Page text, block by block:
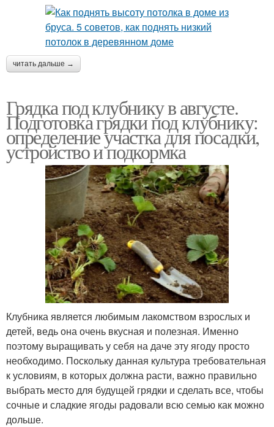
читать дальше →
Грядка под клубнику в августе.
Подготовка грядки под клубнику:
определение участка для посадки,
устройство и подкормка
Клубника является любимым лакомством взрослых и
детей, ведь она очень вкусная и полезная. Именно
поэтому выращивать у себя на даче эту ягоду просто
необходимо. Поскольку данная культура требовательная
к условиям, в которых должна расти, важно правильно
выбрать место для будущей грядки и сделать все, чтобы
сочные и сладкие ягоды радовали всю семью как можно
дольше.